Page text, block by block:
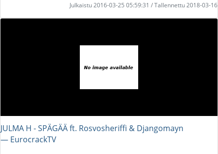
Julkaistu 2016-03-25 05:59:31 / Tallennettu 2018-03-16
JULMA H - SPÄGÄÄ ft. Rosvosheriffi & Djangomayn
― EurocrackTV